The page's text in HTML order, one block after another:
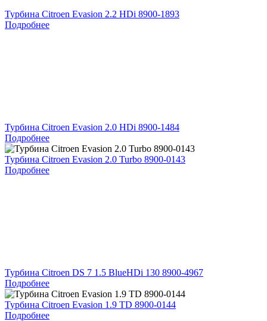
Турбина Citroen Evasion 2.2 HDi 8900-1893
Подробнее
Турбина Citroen Evasion 2.0 HDi 8900-1484
Подробнее
Турбина Citroen Evasion 2.0 Turbo 8900-0143
Подробнее
Турбина Citroen DS 7 1.5 BlueHDi 130 8900-4967
Подробнее
Турбина Citroen Evasion 1.9 TD 8900-0144
Подробнее